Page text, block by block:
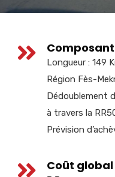
Longueur : 149
Région Fès-
Dédoublement
à travers la
Prévision
Coût global